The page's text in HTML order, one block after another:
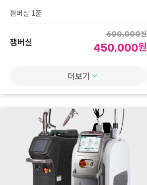
울쎄라
3,300,000원
1,900,000
잼버실 1줄
잼버실
600,000원
450,000원
잼버실
굿바이 다크써클 - 잼버 4줄 + 필러(벨로테로)
잼버실
700,000
450,000
더보기